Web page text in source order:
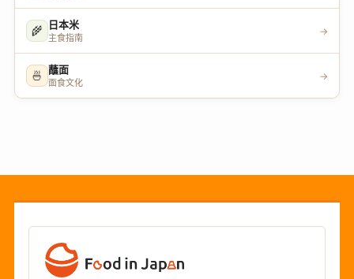
🌾 日本米
主食指南
→
🍜 蘸面
面食文化
→